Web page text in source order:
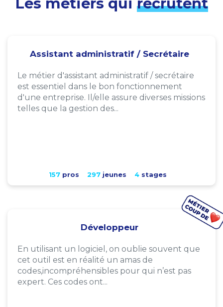
Assistant administratif / Secrétaire
Le métier d'assistant administratif / secrétaire
est essentiel dans le bon fonctionnement
d'une entreprise. Il/elle assure diverses missions
telles que la gestion des...
157pros 297jeunes 4stages
Développeur
En utilisant un logiciel, on oublie souvent que
cet outil est en réalité un amas de
codes,incompréhensibles pour qui n’est pas
expert. Ces codes ont...